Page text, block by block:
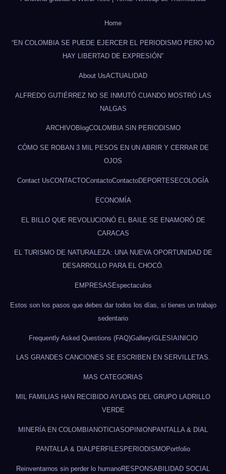
Home
“EN COLOMBIA SE PUEDE EJERCER EL PERIODISMO PERO NO
HAY LIBERTAD DE EXPRESIÓN”
About UsACTUALIDAD
ALFREDO GUTIÉRREZ NO SE INMUTÓ CUANDO MOSTRÓ LAS
NALGAS
ARCHIVOBlogCOLOMBIA SIN PERIODISMO
CÓMO SE ROBAN 3 MIL PESOS EN UN ABRIR Y CERRAR DE
OJOS
Contact UsCONTACTOContactoContactoDEPORTES ECOLOGÍA
ECONOMÍA
EL BILLO QUE REVOLUCIONÓ EL BAILE SE ENAMORÓ DE
CARACAS
EL TURISMO DE NATURALEZA: UNA NUEVA OPORTUNIDAD DE
DESARROLLO PARA EL CHOCÓ.
EMPRESAS Espectaculos
Estos son los pasos que debes dar todos los días, si tienes un trabajo
sedentario
Frequently Asked Questions (FAQ)GalleryIGLESIAINICIO
LAS GRANDES CANCIONES SE ESCRIBEN EN SERVILLETAS.
MAS CATEGORIAS
MIL FAMILIAS HAN RECIBIDO AYUDAS DEL GRUPO LADRILLO
VERDE
MINERÍA EN COLOMBIANOTICIASOPINIONPANTALLA & DIAL
PANTALLA & DIALPERFILES PERIODISMOPortfolio
Reinventarnos sin perder lo humanoRESPONSABILIDAD SOCIAL